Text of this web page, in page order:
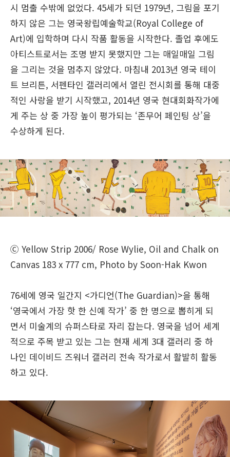
시 멈출 수밖에 없었다. 45세가 되던 1979년, 그림을 포기
하지 않은 그는 영국왕립예술학교(Royal College of
Art)에 입학하며 다시 작품 활동을 시작한다. 졸업 후에도
아티스트로서는 조명 받지 못했지만 그는 매일매일 그림
을 그리는 것을 멈추지 않았다. 마침내 2013년 영국 테이
트 브리튼, 서펜타인 갤러리에서 열린 전시회를 통해 대중
적인 사랑을 받기 시작했고, 2014년 영국 현대회화작가에
게 주는 상 중 가장 높이 평가되는 ‘존무어 페인팅 상’을
수상하게 된다.
Ⓒ Yellow Strip 2006/ Rose Wylie, Oil and Chalk on
Canvas 183 x 777 cm, Photo by Soon-Hak Kwon
76세에 영국 일간지 <가디언(The Guardian)>을 통해
‘영국에서 가장 핫 한 신예 작가’ 중 한 명으로 뽑히게 되
면서 미술계의 슈퍼스타로 자리 잡는다. 영국을 넘어 세계
적으로 주목 받고 있는 그는 현재 세계 3대 갤러리 중 하
나인 데이비드 즈워너 갤러리 전속 작가로서 활발히 활동
하고 있다.